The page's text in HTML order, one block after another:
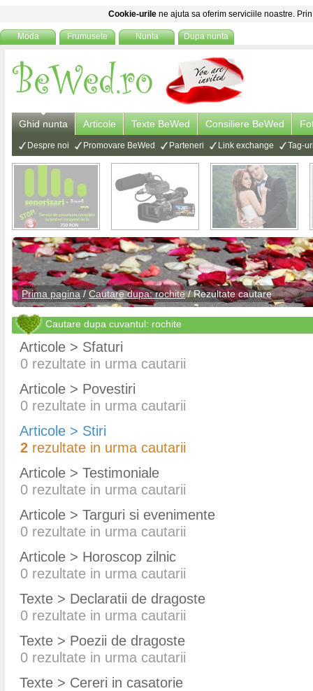
Cookie-urile ne ajuta sa oferim serviciile noastre.
Moda Frumusete Nunta Dupa nunta
Ghid nunta Articole Texte BeWed Consiliere BeWed
Despre noi Promovare BeWed Parteneri Link exchange Tag-
Prima pagina/ Cautare dupa: rochite/ Rezultate cautare
Cautare dupa cuvantul: rochite
Articole > Sfaturi
0 rezultate in urma cautarii
Articole > Povestiri
0 rezultate in urma cautarii
Articole > Stiri
2 rezultate in urma cautarii
Articole > Testimoniale
0 rezultate in urma cautarii
Articole > Targuri si evenimente
0 rezultate in urma cautarii
Articole > Horoscop zilnic
0 rezultate in urma cautarii
Texte > Declaratii de dragoste
0 rezultate in urma cautarii
Texte > Poezii de dragoste
0 rezultate in urma cautarii
Texte > Cereri in casatorie